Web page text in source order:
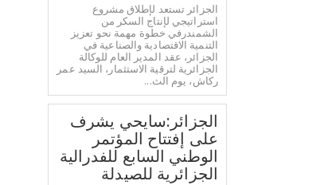
الجزائر تستعد لإطلاق مشروع
استراتيجي لإنتاج السكر من
الشمندرفي خطوة مهمة نحو تعزيز
التنمية الاقتصادية والصناعية في
الجزائر، عقد المدير العام للوكالة
الجزائرية لترقية الاستثمار، السيد عمر
ركاش، يوم الث...
الجزائر:سايحي يشرف
على إفتتاح المؤتمر
الوطني السابع للفدرالية
الجزائرية للصيدلة